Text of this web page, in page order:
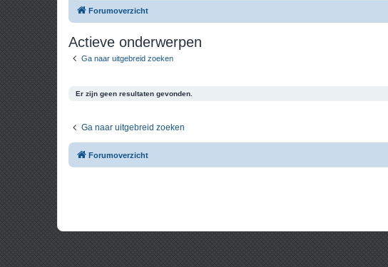
Forumoverzicht
Actieve onderwerpen
Ga naar uitgebreid zoeken
Er zijn geen resultaten gevonden.
Ga naar uitgebreid zoeken
Forumoverzicht